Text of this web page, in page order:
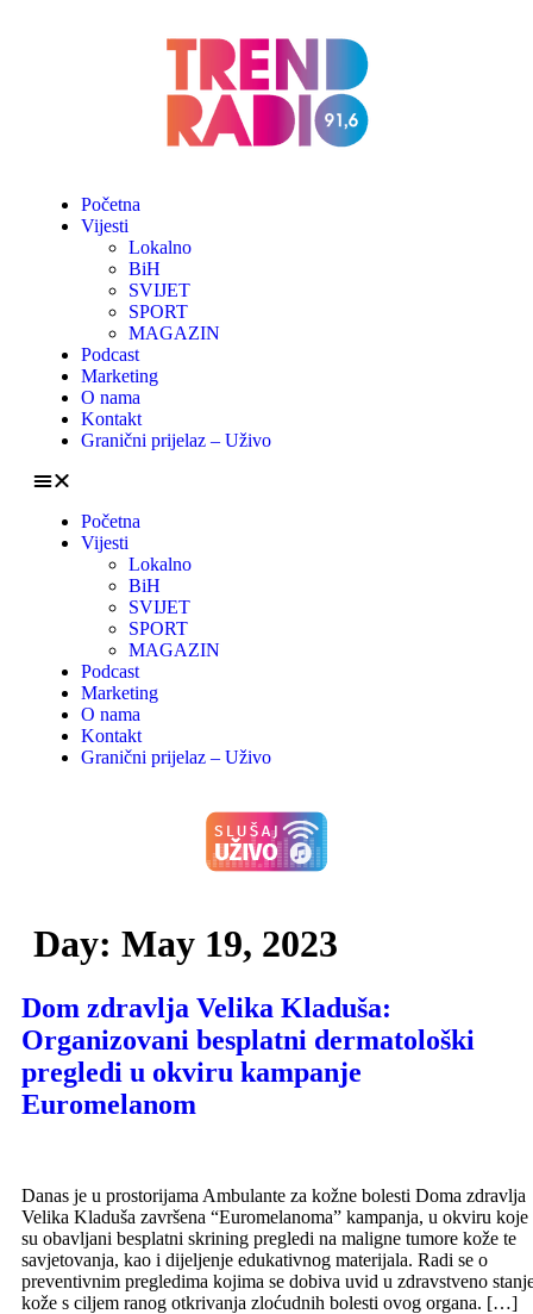
Početna
Vijesti
Lokalno
BiH
SVIJET
SPORT
MAGAZIN
Podcast
Marketing
O nama
Kontakt
Granični prijelaz – Uživo
Početna
Vijesti
Lokalno
BiH
SVIJET
SPORT
MAGAZIN
Podcast
Marketing
O nama
Kontakt
Granični prijelaz – Uživo
Day: May 19, 2023
Dom zdravlja Velika Kladuša:
Organizovani besplatni dermatološki
pregledi u okviru kampanje
Euromelanom
Danas je u prostorijama Ambulante za kožne bolesti Doma zdravlja
Velika Kladuša završena “Euromelanoma” kampanja, u okviru koje
su obavljani besplatni skrining pregledi na maligne tumore kože te
savjetovanja, kao i dijeljenje edukativnog materijala. Radi se o
preventivnim pregledima kojima se dobiva uvid u zdravstveno
kože s ciljem ranog otkrivanja zloćudnih bolesti ovog organa. […]